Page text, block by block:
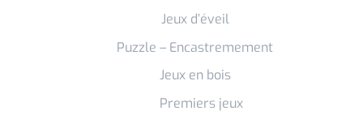
Jeux d’éveil
Puzzle – Encastremement
Jeux en bois
Premiers jeux